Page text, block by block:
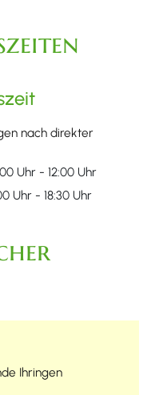
nach direkter
Uhr - 12:00 Uhr
Uhr - 18:30 Uhr
Ihringen